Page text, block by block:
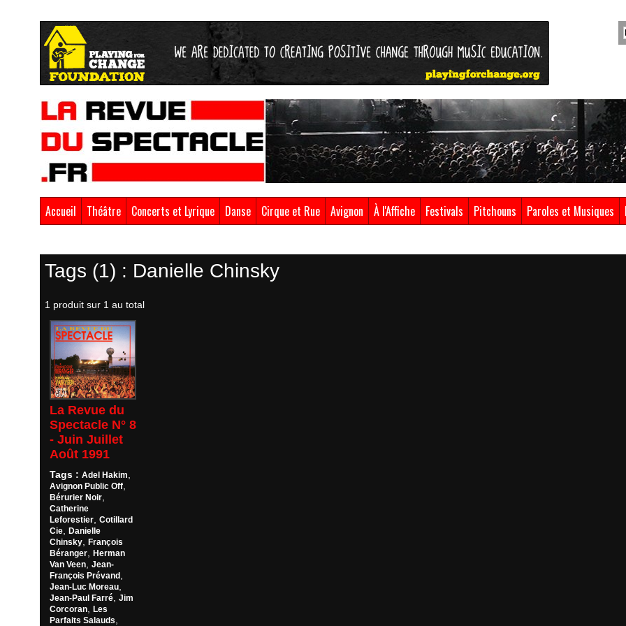
Accueil Théâtre Concerts et Lyrique Danse Cirque et Rue Avignon À l'Affiche Festivals Pitchouns Paroles et Musiques
Tags (1) : Danielle Chinsky
1 produit sur 1 au total
La Revue du
Spectacle N° 8
- Juin Juillet
Août 1991
Tags : Adel Hakim
Avignon Public Off,
Bérurier Noir,
Catherine
Leforestier, Cotillard
Cie,
Danielle
Chinsky,
François
Béranger,
Herman
Van Veen, Jean-
François Prévand,
Jean-Luc Moreau,
Jean-Paul Farré, Jim
Corcoran,
Les
Parfaits Salauds